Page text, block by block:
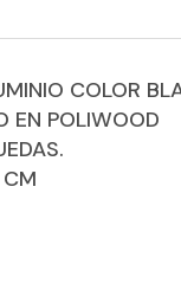
COLOR
EN POLIWOOD